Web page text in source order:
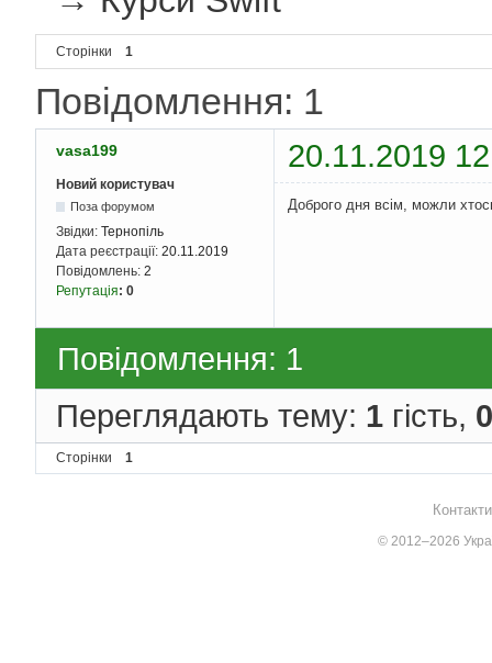
Сторінки 1
Повідомлення: 1
vasa199 20.11.2019
Новий користувач
Поза форумом
Звідки: Тернопіль
Дата реєстрації: 20.11.2019
Повідомлень: 2
Репутація: 0
Доброго дня всім, можли
Повідомлення: 1
Переглядають тему: 1 гість, 0
Сторінки 1
© 2012–2026